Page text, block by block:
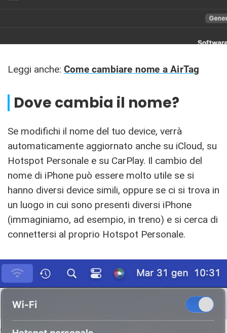
Leggi anche: Come cambiare nome a AirTag
Dove cambia il nome?
Se modifichi il nome del tuo device, verrà
automaticamente aggiornato anche su iCloud, su
Hotspot Personale e su CarPlay. Il cambio del
nome di iPhone può essere molto utile se si
hanno diversi device simili, oppure se ci si trova in
un luogo in cui sono presenti diversi iPhone
(immaginiamo, ad esempio, in treno) e si cerca di
connettersi al proprio Hotspot Personale.